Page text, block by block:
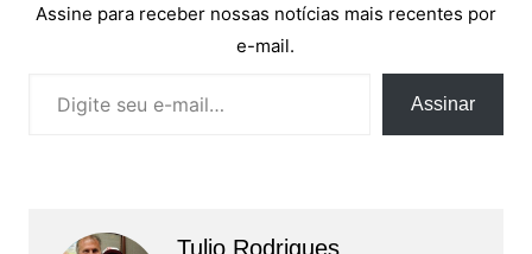
Assine para receber nossas notícias mais recentes por
e-mail.
Assinar
Tulio Rodrigues